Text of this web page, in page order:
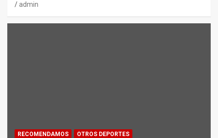
admin
RECOMENDAMOS OTROS DEPORTES